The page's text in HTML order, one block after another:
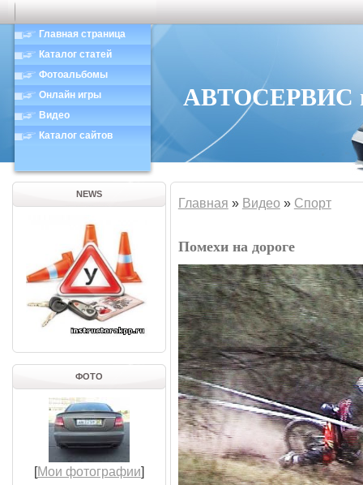
Главная страница
Каталог статей
Фотоальбомы
Онлайн игры
Видео
Каталог сайтов
АВТОСЕРВИС в
NEWS
ФОТО
[Мои фотографии]
Главная » Видео » Спорт
Помехи на дороге